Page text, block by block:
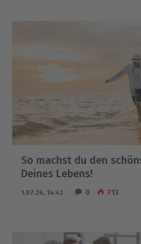
So machst du den
Deines Lebens!
1.07.26, 14:42 0 713